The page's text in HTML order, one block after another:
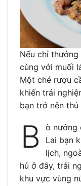
Nếu chỉ
cùng với muối
Một ché rượu
khiến trải
bạn trở nên
B
ò nướng
Lai bạn
lịch,
hủ ở đây, trải
khu vực vùng